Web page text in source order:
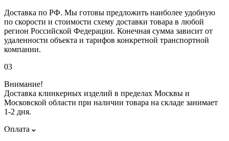
Доставка по РФ. Мы готовы предложить наиболее удобную
по скорости и стоимости схему доставки товара в любой
регион Российской Федерации. Конечная сумма зависит от
удаленности объекта и тарифов конкретной транспортной
компании.
03
Внимание!
Доставка клинкерных изделий в пределах Москвы и
Московской области при наличии товара на складе занимает
1-2 дня.
Оплата